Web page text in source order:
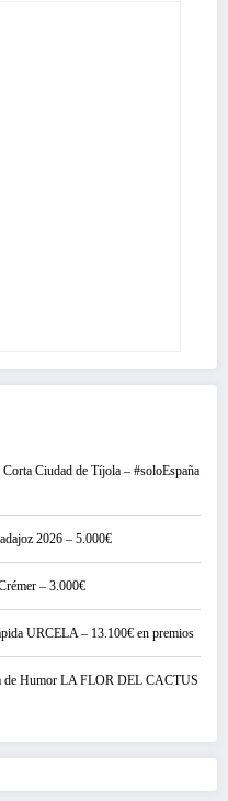
Ciudad de Tíjola – #soloEspaña
2026 – 5.000€
– 3.000€
URCELA – 13.100€ en premios
de Humor LA FLOR DEL CACTUS